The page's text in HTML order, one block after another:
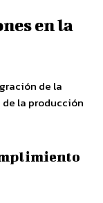
en la
de la
la producción